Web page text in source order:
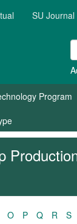
SU Journal
Program
O P Q R S